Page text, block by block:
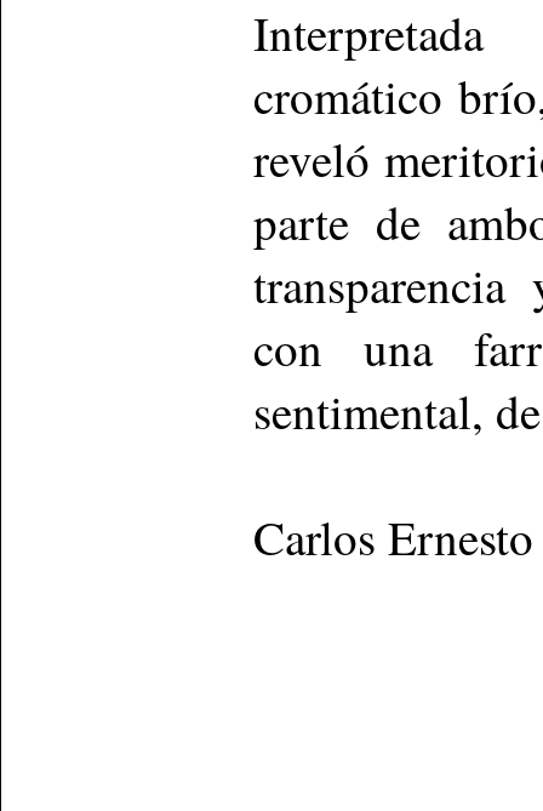
cromático
reveló
parte de
con una
sentimental,
Carlos